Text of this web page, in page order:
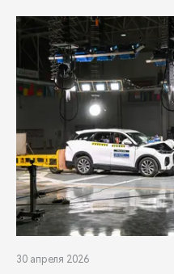
30 апреля 2026